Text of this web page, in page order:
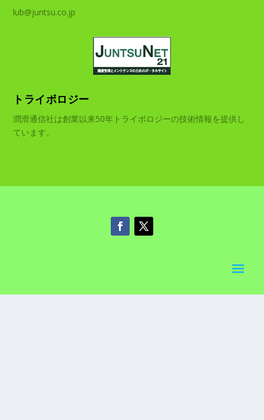
lub@juntsu.co.jp
トライボロジー
潤滑通信社は創業以来50年トライボロジーの技術情報を提供し
ています。